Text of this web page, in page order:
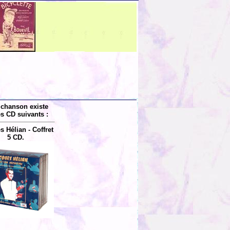
existe
CD suivants :
Hélian - Coffret
5 CD.